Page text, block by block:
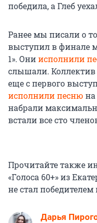
победила, а Глеб
Ранее мы писали о
выступил в финале
1». Ониисполнили
слышали.
еще с первого
исполнили песню
набрали
встали все сто
Прочитайте также
«Голоса 60+» из
не стал победителем
Дарья